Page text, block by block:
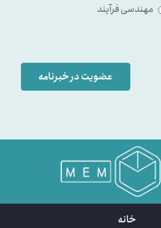
مهندسی فرآیند
عضویت در خبرنامه
خانه